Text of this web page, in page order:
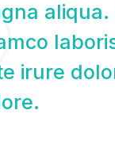
irure